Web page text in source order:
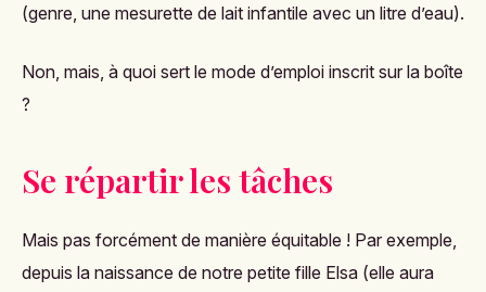
(genre, une mesurette de lait infantile avec un litre d’eau).
Non, mais, à quoi sert le mode d’emploi inscrit sur la boîte
?
Se répartir les tâches
Mais pas forcément de manière équitable ! Par exemple,
depuis la naissance de notre petite fille Elsa (elle aura